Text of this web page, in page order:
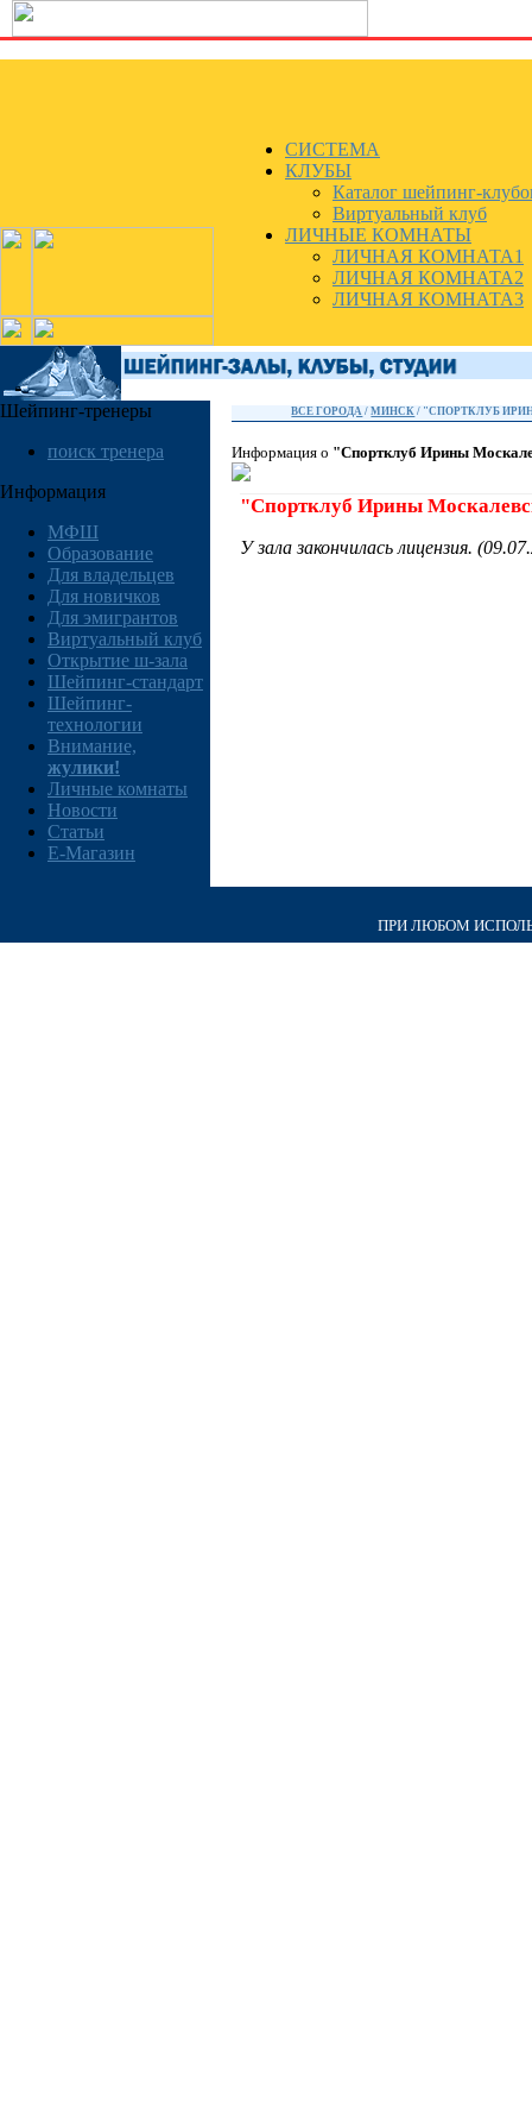
СИСТЕМА
КЛУБЫ
Каталог шейпинг-
Виртуальный клуб
ЛИЧНЫЕ КОМНАТЫ
ЛИЧНАЯ КОМНАТА1
ЛИЧНАЯ КОМНАТА2
ЛИЧНАЯ КОМНАТА3
Шейпинг-тренеры
поиск тренера
Информация
МФШ
Образование
Для владельцев
Для новичков
Для эмигрантов
Виртуальный клуб
Открытие ш-зала
Шейпинг-стандарт
Шейпинг-
технологии
Внимание,
жулики!
Личные комнаты
Новости
Статьи
E-Магазин
ВСЕ ГОРОДА /МИНСК / "СПОРТКЛУБ
Информация о "Спортклуб Ирины
"Спортклуб Ирины
У зала закончилась лицензия.
ПРИ ЛЮБОМ